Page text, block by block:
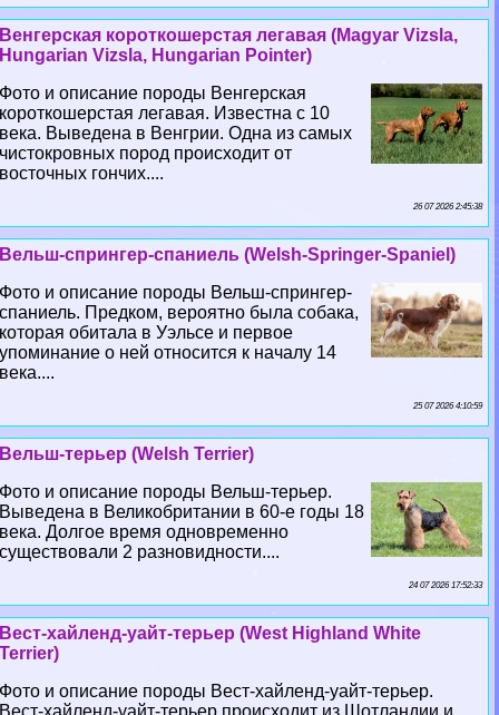
Венгерская короткошерстая легавая (Magyar Vizsla,
Hungarian Vizsla, Hungarian Pointer)
Фото и описание породы Венгерская
короткошерстая легавая. Известна с 10
века. Выведена в Венгрии. Одна из самых
чистокровных пород происходит от
восточных гончих....
26 07 2026 2:45:38
Вельш-спрингер-спаниель (Welsh-Springer-Spaniel)
Фото и описание породы Вельш-спрингер-
спаниель. Предком, вероятно была собака,
которая обитала в Уэльсе и первое
упоминание о ней относится к началу 14
века....
25 07 2026 4:10:59
Вельш-терьер (Welsh Terrier)
Фото и описание породы Вельш-терьер.
Выведена в Великобритании в 60-е годы 18
века. Долгое время одновременно
существовали 2 разновидности....
24 07 2026 17:52:33
Вест-хайленд-уайт-терьер (West Highland White
Terrier)
Фото и описание породы Вест-хайленд-уайт-терьер.
Вест-хайленд-уайт-терьер происходит из Шотландии и